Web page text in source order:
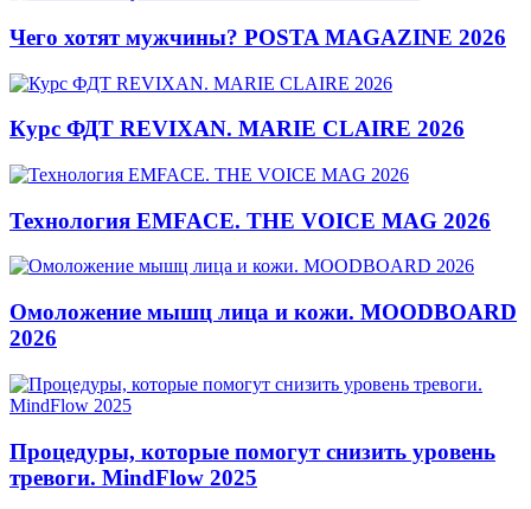
Чего хотят мужчины? POSTA MAGAZINE 2026
Курс ФДТ REVIXAN. MARIE CLAIRE 2026
Технология EMFACE. THE VOICE MAG 2026
Омоложение мышц лица и кожи. MOODBOARD
2026
Процедуры, которые помогут снизить уровень
тревоги. MindFlow 2025